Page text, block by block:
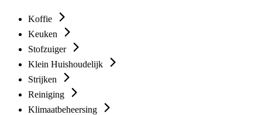
Koffie
Keuken
Stofzuiger
Klein Huishoudelijk
Strijken
Reiniging
Klimaatbeheersing